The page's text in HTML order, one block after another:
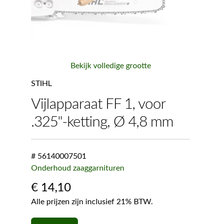
Bekijk volledige grootte
STIHL
Vijlapparaat FF 1, voor
.325"-ketting, Ø 4,8 mm
# 56140007501
Onderhoud zaaggarnituren
€14,10
Alle prijzen zijn inclusief 21% BTW.